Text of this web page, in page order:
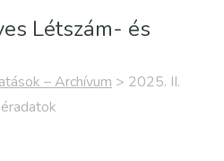
Létszám- és
– Archívum > 2025. II.